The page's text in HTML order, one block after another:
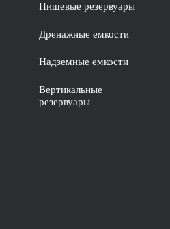
Пищевые резервуары
Дренажные емкости
Надземные емкости
Вертикальные
резервуары